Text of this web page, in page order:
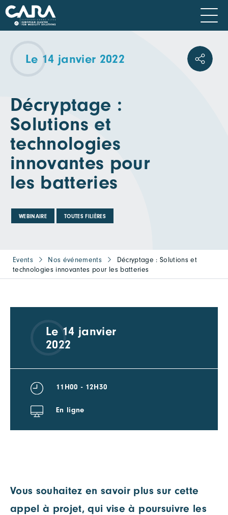
Le 14 janvier 2022
Décryptage :
Solutions et
technologies
innovantes pour
les batteries
WEBINAIRE TOUTES FILIÈRES
Events Nos événements
Décryptage : Solutions et
technologies innovantes pour les batteries
Vous souhaitez en savoir plus sur cette
appel à projet, qui vise à poursuivre les
Le 14 janvier
2022
11H00 - 12H30
En ligne